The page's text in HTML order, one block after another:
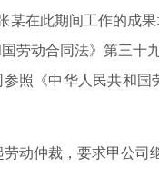
此期间工作的成果
劳动合同法》第三十
照《中华人民共和
动仲裁，要求甲公司